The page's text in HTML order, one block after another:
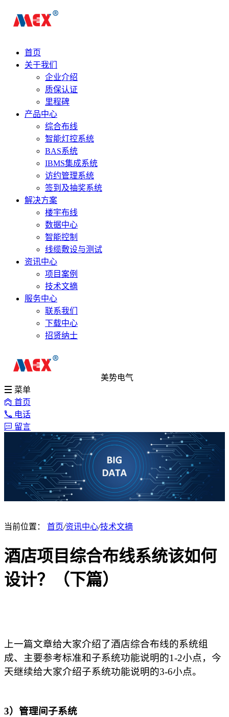
首页
关于我们
企业介绍
质保认证
里程碑
产品中心
综合布线
智能灯控系统
BAS系统
IBMS集成系统
访约管理系统
签到及抽奖系统
解决方案
楼宇布线
数据中心
智能控制
线缆敷设与测试
资讯中心
项目案例
技术文摘
服务中心
联系我们
下载中心
招贤纳士
美势电气
菜单
首页
电话
留言
当前位置： 首页/资讯中心/技术文摘
酒店项目综合布线系统该如何
设计？（下篇）
上一篇文章给大家介绍了酒店综合布线的系统组
成、主要参考标准和子系统功能说明的1-2小点，今
天继续给大家介绍子系统功能说明的3-6小点。
3）管理间子系统